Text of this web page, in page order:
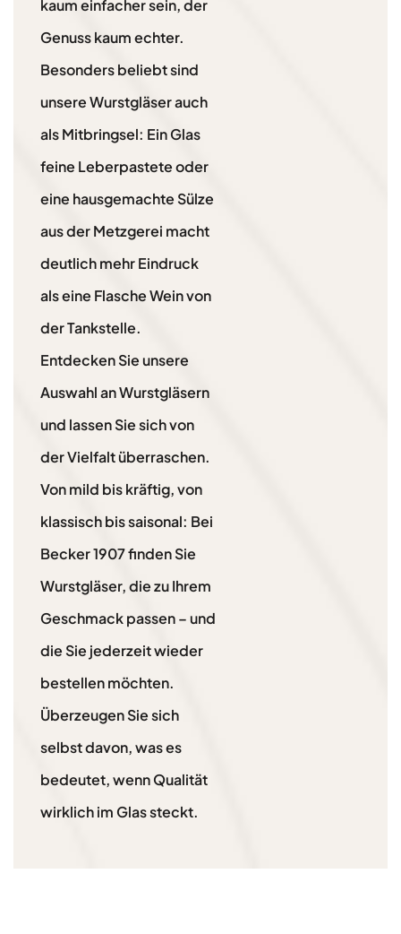
kaum einfacher sein, der
Genuss kaum echter.
Besonders beliebt sind
unsere Wurstgläser auch
als Mitbringsel: Ein Glas
feine Leberpastete oder
eine hausgemachte Sülze
aus der Metzgerei macht
deutlich mehr Eindruck
als eine Flasche Wein von
der Tankstelle.
Entdecken Sie unsere
Auswahl an Wurstgläsern
und lassen Sie sich von
der Vielfalt überraschen.
Von mild bis kräftig, von
klassisch bis saisonal: Bei
Becker 1907 finden Sie
Wurstgläser, die zu Ihrem
Geschmack passen – und
die Sie jederzeit wieder
bestellen möchten.
Überzeugen Sie sich
selbst davon, was es
bedeutet, wenn Qualität
wirklich im Glas steckt.